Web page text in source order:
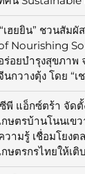
“เฮยยิน” ชวนสัมผั
Nourishing
ร่อยบำรุงสุขภา
นกวางตุ้ง โดย “
ซีพี แอ็กซ์ตร้า จัดตั้
กษตรบ้านโนนเข
วามรู้ เชื่อมโยงต
กษตรกรไทยให้เติ